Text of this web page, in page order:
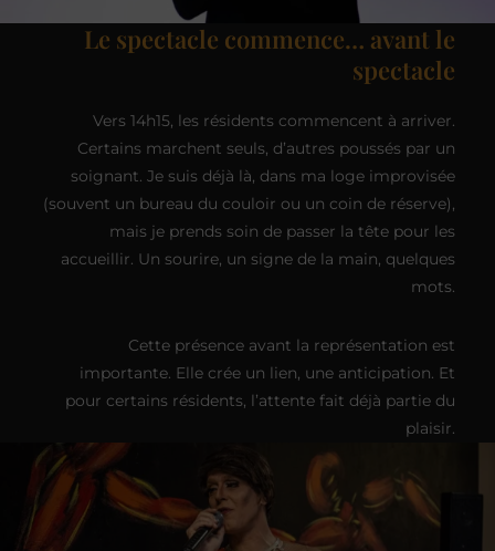
Le spectacle commence… avant le
spectacle
Vers 14h15, les résidents commencent à arriver.
Certains marchent seuls, d’autres poussés par un
soignant. Je suis déjà là, dans ma loge improvisée
(souvent un bureau du couloir ou un coin de réserve),
mais je prends soin de passer la tête pour les
accueillir. Un sourire, un signe de la main, quelques
mots.
Cette présence avant la représentation est
importante. Elle crée un lien, une anticipation. Et
pour certains résidents, l’attente fait déjà partie du
plaisir.